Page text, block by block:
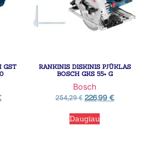
GST
RANKINIS DISKINIS PJŪKLAS
BOSCH GKS 55+ G
Bosch
254,29€ 226,99 €
Daugiau